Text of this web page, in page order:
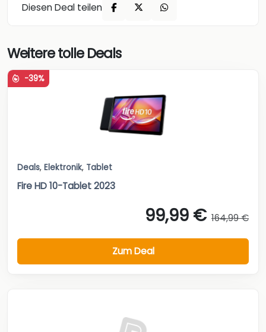
Diesen Deal teilen
Weitere tolle Deals
-39%
Deals, Elektronik, Tablet
Fire HD 10-Tablet 2023
99,99 € 164,99 €
Zum Deal